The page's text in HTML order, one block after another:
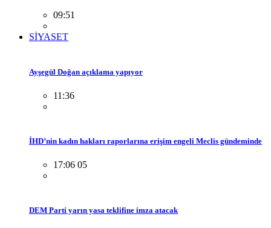
09:51
SİYASET
Ayşegül Doğan açıklama yapıyor
11:36
İHD’nin kadın hakları raporlarına erişim engeli Meclis gündeminde
17:06 05
DEM Parti yarın yasa teklifine imza atacak